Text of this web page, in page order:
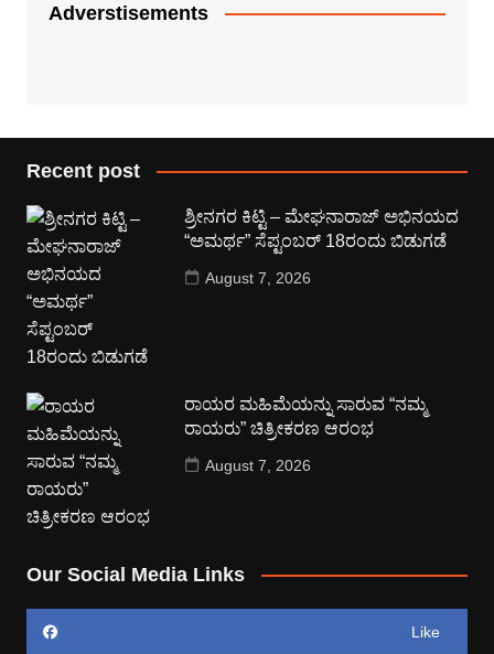
Adverstisements
Recent post
ಶ್ರೀನಗರ ಕಿಟ್ಟಿ – ಮೇಘನಾರಾಜ್ ಅಭಿನಯದ
“ಅಮರ್ಥ” ಸೆಪ್ಟಂಬರ್ 18ರಂದು ಬಿಡುಗಡೆ
August 7, 2026
ರಾಯರ ಮಹಿಮೆಯನ್ನು ಸಾರುವ “ನಮ್ಮ
ರಾಯರು” ಚಿತ್ರೀಕರಣ ಆರಂಭ
August 7, 2026
Our Social Media Links
Like